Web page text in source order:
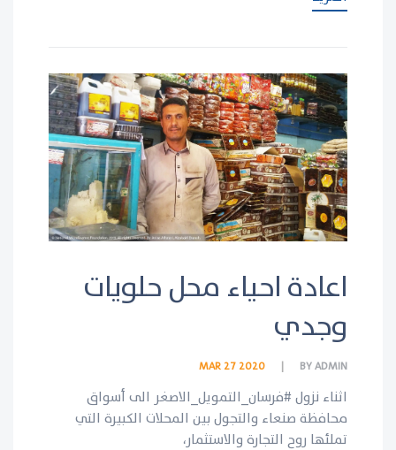
اعادة احياء محل حلويات
وجدي
MAR 27 2020 BYADMIN
اثناء نزول #فرسان_التمويل_الاصغر الى أسواق
محافظة صنعاء والتجول بين المحلات الكبيرة التي
تملئها روح التجارة والاستثمار،